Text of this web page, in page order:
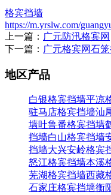
格宾挡墙
https://m.yrslw.com/
上一篇： 广元防汛格宾网
下一篇： 广元格宾网石
地区产品
白银格宾挡墙平凉
驻马店格宾挡墙汕
墙吐鲁番格宾挡墙
挡墙白山格宾挡墙
挡墙大兴安岭格宾
怒江格宾挡墙本溪
芜湖格宾挡墙西藏
石家庄格宾挡墙衡